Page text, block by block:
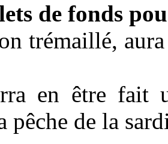
de fonds
trémaillé,
en être fait
pêche de la